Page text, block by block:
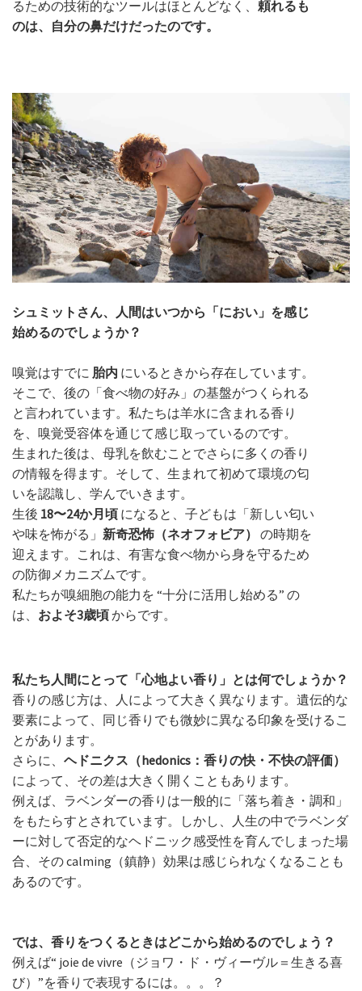
るための技術的なツールはほとんどなく、 頼れるも
のは、自分の鼻だけだったのです。
シュミットさん、人間はいつから「におい」を感じ
始めるのでしょうか？
嗅覚はすでに 胎内 にいるときから存在しています。
そこで、後の「食べ物の好み」の基盤がつくられる
と言われています。私たちは羊水に含まれる香り
を、嗅覚受容体を通じて感じ取っているのです。
生まれた後は、母乳を飲むことでさらに多くの香り
の情報を得ます。そして、生まれて初めて環境の匂
いを認識し、学んでいきます。
生後 18〜24か月頃 になると、子どもは「新しい匂い
や味を怖がる」 新奇恐怖（ネオフォビア） の時期を
迎えます。これは、有害な食べ物から身を守るため
の防御メカニズムです。
私たちが嗅細胞の能力を “十分に活用し始める” の
は、 およそ3歳頃からです。
私たち人間にとって「心地よい香り」とは何でしょうか？
香りの感じ方は、人によって大きく異なります。遺伝的な
要素によって、同じ香りでも微妙に異なる印象を受けるこ
とがあります。
さらに、 ヘドニクス（hedonics：香りの快・不快の評価）
によって、その差は大きく開くこともあります。
例えば、ラベンダーの香りは一般的に「落ち着き・調和」
をもたらすとされています。しかし、人生の中でラベンダ
ーに対して否定的なヘドニック感受性を育んでしまった場
合、その calming（鎮静）効果は感じられなくなることも
あるのです。
では、香りをつくるときはどこから始めるのでしょう？
例えば“ joie de vivre（ジョワ・ド・ヴィーヴル＝生きる喜
び）”を香りで表現するには。。。？